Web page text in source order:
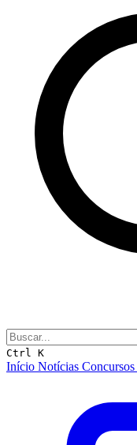
Ctrl K
Início Notícias Concursos